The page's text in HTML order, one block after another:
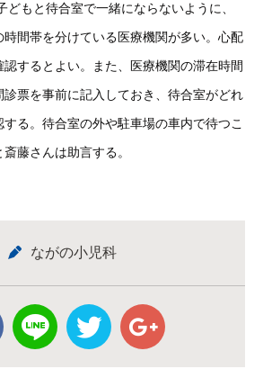
もと待合室で一緒にならないように、
間帯を分けている医療機関が多い。心配
するとよい。また、医療機関の滞在時間
票を事前に記入しておき、待合室がどれ
る。待合室の外や駐車場の車内で待つこ
藤さんは助言する。
ながの小児科